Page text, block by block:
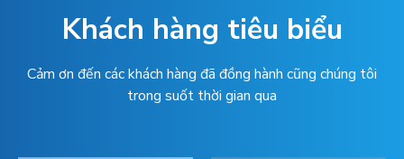
Khách hàng tiêu biểu
Cảm ơn đến các khách hàng đã đồng hành cũng chúng tôi
trong suốt thời gian qua